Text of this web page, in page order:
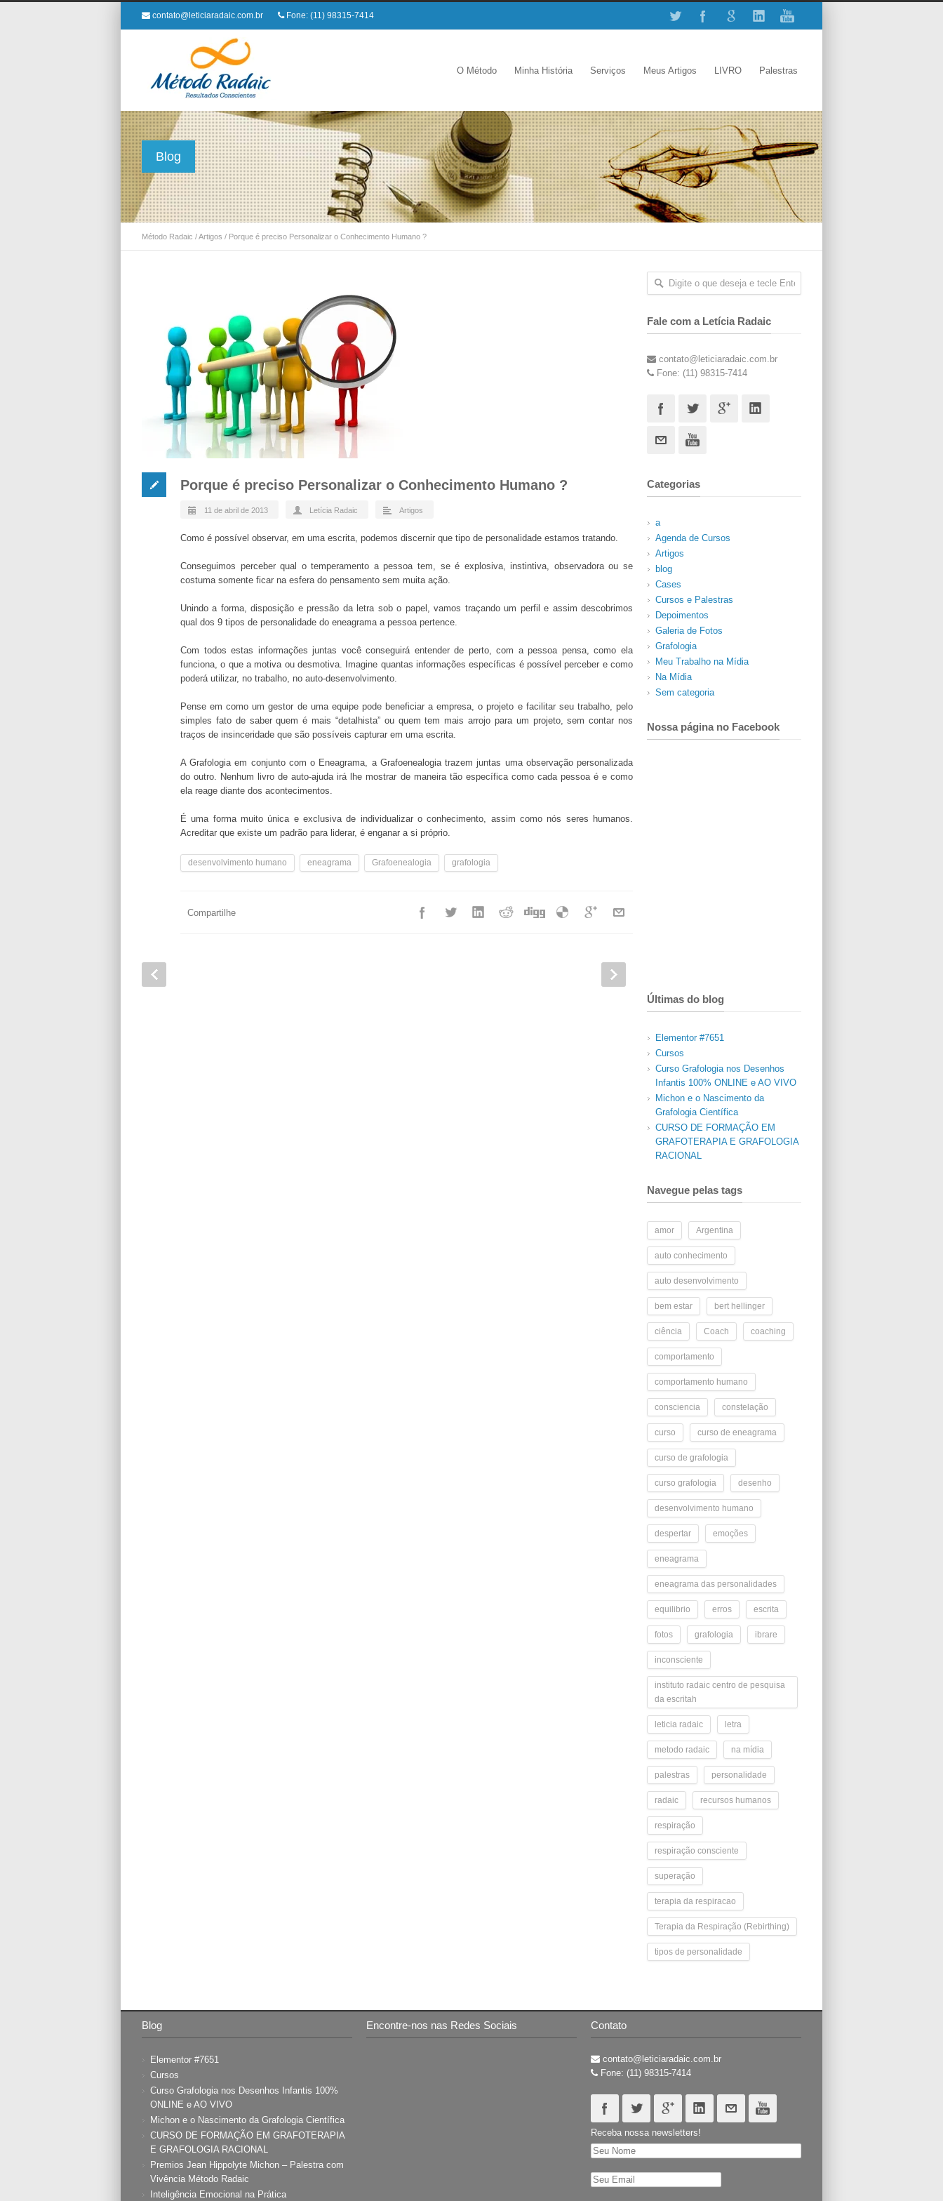
contato@leticiaradaic.com.br Fone: (11) 98315-7414
O Método Minha História Serviços Meus Artigos LIVRO Palestras
Blog
Método Radaic /Artigos / Porque é preciso Personalizar o Conhecimento Humano ?
Porque é preciso Personalizar o Conhecimento Humano ?
11 de abril de 2013 Letícia Radaic Artigos
Como é possível observar, em uma escrita, podemos discernir que tipo de personalidade estamos tratando.
Conseguimos perceber qual o temperamento a pessoa tem, se é explosiva, instintiva, observadora ou se
costuma somente ficar na esfera do pensamento sem muita ação.
Unindo a forma, disposição e pressão da letra sob o papel, vamos traçando um perfil e assim descobrimos
qual dos 9 tipos de personalidade do eneagrama a pessoa pertence.
Com todos estas informações juntas você conseguirá entender de perto, com a pessoa pensa, como ela
funciona, o que a motiva ou desmotiva. Imagine quantas informações específicas é possível perceber e como
poderá utilizar, no trabalho, no auto-desenvolvimento.
Pense em como um gestor de uma equipe pode beneficiar a empresa, o projeto e facilitar seu trabalho, pelo
simples fato de saber quem é mais “detalhista” ou quem tem mais arrojo para um projeto, sem contar nos
traços de insinceridade que são possíveis capturar em uma escrita.
A Grafologia em conjunto com o Eneagrama, a Grafoenealogia trazem juntas uma observação personalizada
do outro. Nenhum livro de auto-ajuda irá lhe mostrar de maneira tão específica como cada pessoa é e como
ela reage diante dos acontecimentos.
É uma forma muito única e exclusiva de individualizar o conhecimento, assim como nós seres humanos.
Acreditar que existe um padrão para liderar, é enganar a si próprio.
desenvolvimento humano eneagrama Grafoenealogia grafologia
Compartilhe
Fale com a Letícia Radaic
contato@leticiaradaic.com.br
Fone: (11) 98315-7414
Categorias
a
Agenda de Cursos
Artigos
blog
Cases
Cursos e Palestras
Depoimentos
Galeria de Fotos
Grafologia
Meu Trabalho na Mídia
Na Mídia
Sem categoria
Nossa página no Facebook
Últimas do blog
Elementor #7651
Cursos
Curso Grafologia nos Desenhos
Infantis 100% ONLINE e AO VIVO
Michon e o Nascimento da
Grafologia Científica
CURSO DE FORMAÇÃO EM
GRAFOTERAPIA E GRAFOLOGIA
RACIONAL
Navegue pelas tags
amor Argentina
auto conhecimento
auto desenvolvimento
bem estar bert hellinger
ciência Coach coaching
comportamento
comportamento humano
consciencia constelação
curso curso de eneagrama
curso de grafologia
curso grafologia desenho
desenvolvimento humano
despertar emoções
eneagrama
eneagrama das personalidades
equilibrio erros escrita
fotos grafologia ibrare
inconsciente
instituto radaic centro de pesquisa
da escritah
leticia radaic letra
metodo radaic na mídia
palestras personalidade
radaic recursos humanos
respiração
respiração consciente
superação
terapia da respiracao
Terapia da Respiração (Rebirthing)
tipos de personalidade
Blog
Elementor #7651
Cursos
Curso Grafologia nos Desenhos Infantis 100%
ONLINE e AO VIVO
Michon e o Nascimento da Grafologia Científica
CURSO DE FORMAÇÃO EM GRAFOTERAPIA
E GRAFOLOGIA RACIONAL
Premios Jean Hippolyte Michon – Palestra com
Vivência Método Radaic
Inteligência Emocional na Prática
Encontre-nos nas Redes Sociais Contato
contato@leticiaradaic.com.br
Fone: (11) 98315-7414
Receba nossa newsletters!